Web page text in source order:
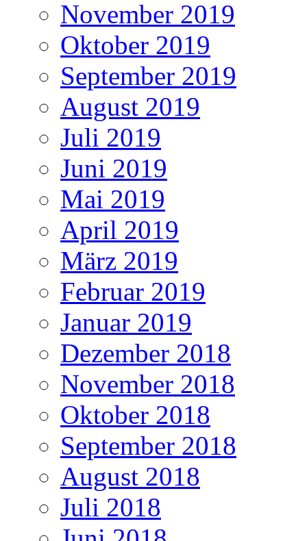
November 2019
Oktober 2019
September 2019
August 2019
Juli 2019
Juni 2019
Mai 2019
April 2019
März 2019
Februar 2019
Januar 2019
Dezember 2018
November 2018
Oktober 2018
September 2018
August 2018
Juli 2018